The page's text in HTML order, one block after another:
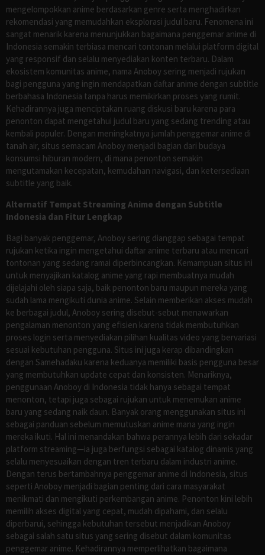
mengelompokkan anime berdasarkan genre serta menghadirkan
rekomendasi yang memudahkan eksplorasi judul baru. Fenomena ini
sangat menarik karena menunjukkan bagaimana penggemar anime di
Indonesia semakin terbiasa mencari tontonan melalui platform digital
yang responsif dan selalu menyediakan konten terbaru. Dalam
ekosistem komunitas anime, nama Anoboy sering menjadi rujukan
bagi pengguna yang ingin mendapatkan daftar anime dengan subtitle
berbahasa Indonesia tanpa harus memikirkan proses yang rumit.
Kehadirannya juga menciptakan ruang diskusi baru karena para
penonton dapat mengetahui judul baru yang sedang trending atau
kembali populer. Dengan meningkatnya jumlah penggemar anime di
tanah air, situs semacam Anoboy menjadi bagian dari budaya
konsumsi hiburan modern, di mana penonton semakin
mengutamakan kecepatan, kemudahan navigasi, dan ketersediaan
subtitle yang baik.
Alternatif Tempat Streaming Anime dengan Subtitle
Indonesia dan Fitur Lengkap
Bagi banyak penggemar, Anoboy sering dianggap sebagai tempat
rujukan ketika ingin mengetahui daftar anime terbaru atau mencari
tontonan yang sedang ramai diperbincangkan. Kemampuan situs ini
untuk menyajikan katalog anime yang rapi membuatnya mudah
dijelajahi oleh siapa saja, baik penonton baru maupun mereka yang
sudah lama mengikuti dunia anime. Selain memberikan akses mudah
ke berbagai judul, Anoboy sering disebut-sebut menawarkan
pengalaman menonton yang efisien karena tidak membutuhkan
proses login serta menyediakan pilihan kualitas video yang bervariasi
sesuai kebutuhan pengguna. Situs ini juga kerap dibandingkan
dengan Samehadaku karena keduanya memiliki basis pengguna besar
yang membutuhkan update cepat dan konsisten. Menariknya,
penggunaan Anoboy di Indonesia tidak hanya sebagai tempat
menonton, tetapi juga sebagai rujukan untuk menemukan anime
baru yang sedang naik daun. Banyak orang menggunakan situs ini
sebagai panduan sebelum memutuskan anime mana yang ingin
mereka ikuti. Hal ini menandakan bahwa perannya lebih dari sekadar
platform streaming—ia juga berfungsi sebagai katalog dinamis yang
selalu menyesuaikan dengan tren terbaru dalam industri anime.
Dengan terus bertambahnya penggemar anime di Indonesia, situs
seperti Anoboy menjadi bagian penting dari cara masyarakat
menikmati dan mengikuti perkembangan anime. Penonton kini lebih
memilih akses digital yang cepat, mudah dipahami, dan selalu
diperbarui, sehingga kebutuhan tersebut menjadikan Anoboy
sebagai salah satu situs yang sering disebut dalam komunitas
penggemar anime. Kehadirannya memperlihatkan bagaimana